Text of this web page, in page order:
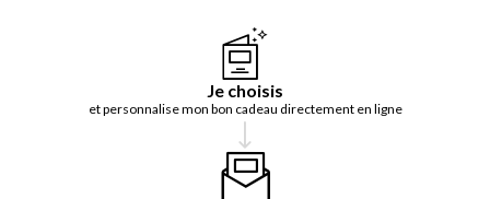
Je choisis
et personnalise mon bon cadeau directement en ligne